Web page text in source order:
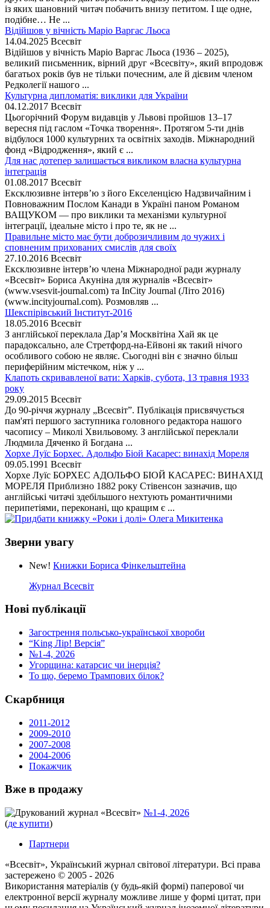
із яких шановний читач побачить внизу петитом. І ще одне,
подібне… Не ...
Відійшов у вічність Маріо Варгас Льоса
14.04.2025 Всесвіт
Відійшов у вічність Маріо Варгас Льоса (1936 – 2025),
великий письменник, вірний друг «Всесвіту», який впродовж
багатьох років був не тільки почесним, але й дієвим членом
Редколегії нашого ...
Культурна дипломатія: виклики для України
04.12.2017 Всесвіт
Цьогорічний Форум видавців у Львові пройшов 13–17
вересня під гаслом «Точка творення». Протягом 5-ти днів
відбулося 1000 культурних та освітніх заходів. Міжнародний
фонд «Відродження», який є ...
Для нас дотепер залишається викликом власна культурна
інтеграція
01.08.2017 Всесвіт
Ексклюзивне інтерв’ю з його Екселенцією Надзвичайним і
Повноважним Послом Канади в Україні паном Романом
ВАЩУКОМ — про виклики та механізми культурної
інтеграції, ідеальне місто і про те, як не ...
Правильне місто має бути доброзичливим до чужих і
сповненим прихованих смислів для своїх
27.10.2016 Всесвіт
Ексклюзивне інтерв’ю члена Міжнародної ради журналу
«Всесвіт» Бориса Акуніна для журналів «Всесвіт»
(www.vsesvit-journal.com) та InCity Journal (Літо 2016)
(www.incityjournal.com). Розмовляв ...
Шекспірівський Інститут-2016
18.05.2016 Всесвіт
З англійської переклала Дар’я Москвітіна Хай як це
парадоксально, але Стретфорд-на-Ейвоні як такий нічого
особливого собою не являє. Сьогодні він є значно більш
периферійним містечком, ніж у ...
Клапоть скривавленої вати: Харків, субота, 13 травня 1933
року
29.09.2015 Всесвіт
До 90-річчя журналу „Всесвіт”. Публікація присвячується
пам'яті першого заступника головного редактора нашого
часопису – Миколі Хвильовому. З англійської переклали
Людмила Дяченко й Богдана ...
Хорхе Луїс Борхес. Адольфо Біой Касарес: винахід Мореля
09.05.1991 Всесвіт
Хорхе Луїс БОРХЕС АДОЛЬФО БІОЙ КАСАРЕС: ВИНАХІД
МОРЕЛЯ Приблизно 1882 року Стівенсон зазначив, що
англійські читачі здебільшого нехтують романтичними
перипетіями, переконані, що кращим є ...
Зверни увагу
New! Книжки Бориса Фінкельштейна
Журнал Всесвіт
Нові публікації
Загострення польсько-української хвороби
“King Лір! Версія”
№1-4, 2026
Угорщина: катарсис чи інерція?
То що, беремо Трампових білок?
Скарбниця
2011-2012
2009-2010
2007-2008
2004-2006
Покажчик
Вже в продажу
Друкований журнал «Всесвіт» №1-4, 2026
(де купити)
Партнери
«Всесвіт», Український журнал світової літератури. Всі права
застереженo © 2005 - 2026
Використання матеріалів (у будь-якій формі) паперової чи
електронної версії журналу можливе лише у формі цитат, при